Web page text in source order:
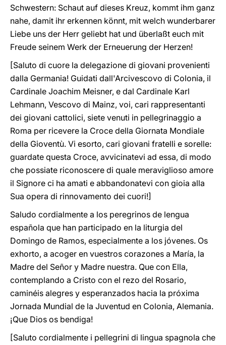
Schwestern: Schaut auf dieses Kreuz, kommt ihm ganz
nahe, damit ihr erkennen könnt, mit welch wunderbarer
Liebe uns der Herr geliebt hat und überlaßt euch mit
Freude seinem Werk der Erneuerung der Herzen!
[Saluto di cuore la delegazione di giovani provenienti
dalla Germania! Guidati dall'Arcivescovo di Colonia, il
Cardinale Joachim Meisner, e dal Cardinale Karl
Lehmann, Vescovo di Mainz, voi, cari rappresentanti
dei giovani cattolici, siete venuti in pellegrinaggio a
Roma per ricevere la Croce della Giornata Mondiale
della Gioventù. Vi esorto, cari giovani fratelli e sorelle:
guardate questa Croce, avvicinatevi ad essa, di modo
che possiate riconoscere di quale meraviglioso amore
il Signore ci ha amati e abbandonatevi con gioia alla
Sua opera di rinnovamento dei cuori!]
Saludo cordialmente a los peregrinos de lengua
española que han participado en la liturgia del
Domingo de Ramos, especialmente a los jóvenes. Os
exhorto, a acoger en vuestros corazones a María, la
Madre del Señor y Madre nuestra. Que con Ella,
contemplando a Cristo con el rezo del Rosario,
caminéis alegres y esperanzados hacia la próxima
Jornada Mundial de la Juventud en Colonia, Alemania.
¡Que Dios os bendiga!
[Saluto cordialmente i pellegrini di lingua spagnola che